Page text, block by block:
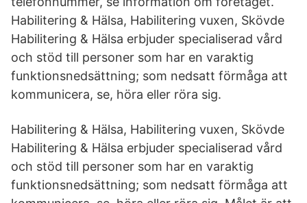
Habilitering & Hälsa, Habilitering vuxen, Skövde
Habilitering & Hälsa erbjuder specialiserad vård
och stöd till personer som har en varaktig
funktionsnedsättning; som nedsatt förmåga att
kommunicera, se, höra eller röra sig.
Habilitering & Hälsa, Habilitering vuxen, Skövde
Habilitering & Hälsa erbjuder specialiserad vård
och stöd till personer som har en varaktig
funktionsnedsättning; som nedsatt förmåga att